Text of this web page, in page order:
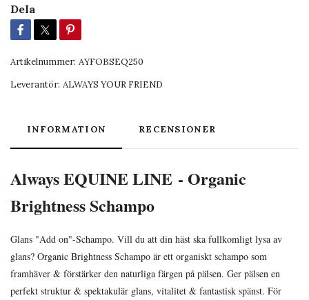
Dela
Artikelnummer: AYFOBSEQ250
Leverantör: ALWAYS YOUR FRIEND
INFORMATION RECENSIONER
Always EQUINE LINE - Organic
Brightness Schampo
Glans "Add on"-Schampo. Vill du att din häst ska fullkomligt lysa av
glans? Organic Brightness Schampo är ett organiskt schampo som
framhäver & förstärker den naturliga färgen på pälsen. Ger pälsen en
perfekt struktur & spektakulär glans, vitalitet & fantastisk spänst. För